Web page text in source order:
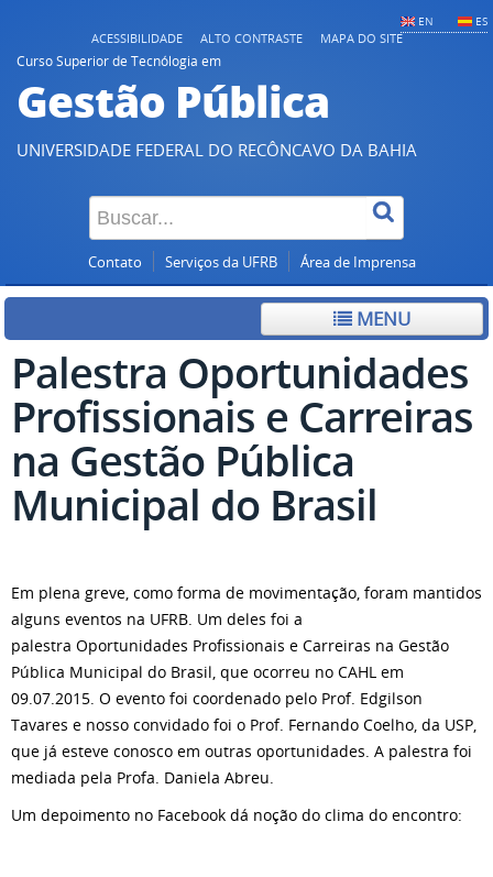
EN ES
ACESSIBILIDADE ALTO CONTRASTE
MAPA DO SITE
Curso Superior de Tecnólogia em
Gestão Pública
UNIVERSIDADE FEDERAL DO RECÔNCAVO DA BAHIA
Contato Serviços da UFRB Área de Imprensa
MENU
Palestra Oportunidades
Profissionais e Carreiras
na Gestão Pública
Municipal do Brasil
Em plena greve, como forma de movimentação, foram mantidos
alguns eventos na UFRB. Um deles foi a
palestra Oportunidades Profissionais e Carreiras na Gestão
Pública Municipal do Brasil, que ocorreu no CAHL em
09.07.2015. O evento foi coordenado pelo Prof. Edgilson
Tavares e nosso convidado foi o Prof. Fernando Coelho, da USP,
que já esteve conosco em outras oportunidades. A palestra foi
mediada pela Profa. Daniela Abreu.
Um depoimento no Facebook dá noção do clima do encontro: